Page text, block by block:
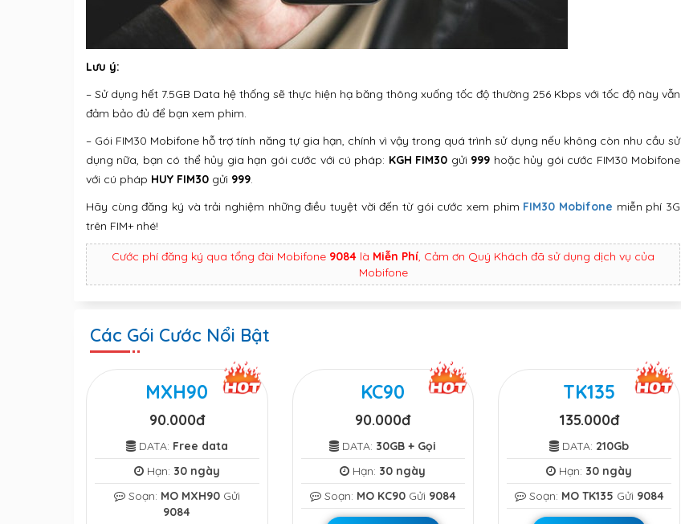
Lưu ý:
– Sử dụng hết 7.5GB Data hệ thống sẽ thực hiện hạ băng thông xuống tốc độ thường 256 Kbps với tốc độ này vẫn
đảm bảo đủ để bạn xem phim.
– Gói FIM30 Mobifone hỗ trợ tính năng tự gia hạn, chính vì vậy trong quá trình sử dụng nếu không còn nhu cầu sử
dụng nữa, bạn có thể hủy gia hạn gói cước với cú pháp: KGH FIM30 gửi 999 hoặc hủy gói cước FIM30 Mobifone
với cú pháp HUY FIM30 gửi 999.
Hãy cùng đăng ký và trải nghiệm những điều tuyệt vời đến từ gói cước xem phim FIM30 Mobifone miễn phí 3G
trên FIM+ nhé!
Cước phí đăng ký qua tổng đài Mobifone 9084 là Miễn Phí, Cảm ơn Quý Khách đã sử dụng dịch vụ của
Mobifone
Các Gói Cước Nổi Bật
MXH90
90.000đ
DATA: Free data
Hạn: 30 ngày
Soạn: MO MXH90Gửi
9084
KC90
90.000đ
DATA: 30GB + Gọi
Hạn: 30 ngày
Soạn: MO KC90Gửi 9084
TK135
135.000đ
DATA: 210Gb
Hạn: 30 ngày
Soạn: MO TK135 Gửi 9084